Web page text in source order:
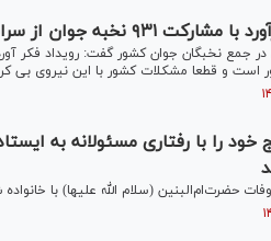
جوان از سراسر کشور
جمع نخبگان جوان کشور گفت: رویداد فکر
است و قطعا مشکلات کشور با این نیروی بی
را با رفتاری مسئولانه به
حضرت‌ام‌البنین (سلام الله علیها) با